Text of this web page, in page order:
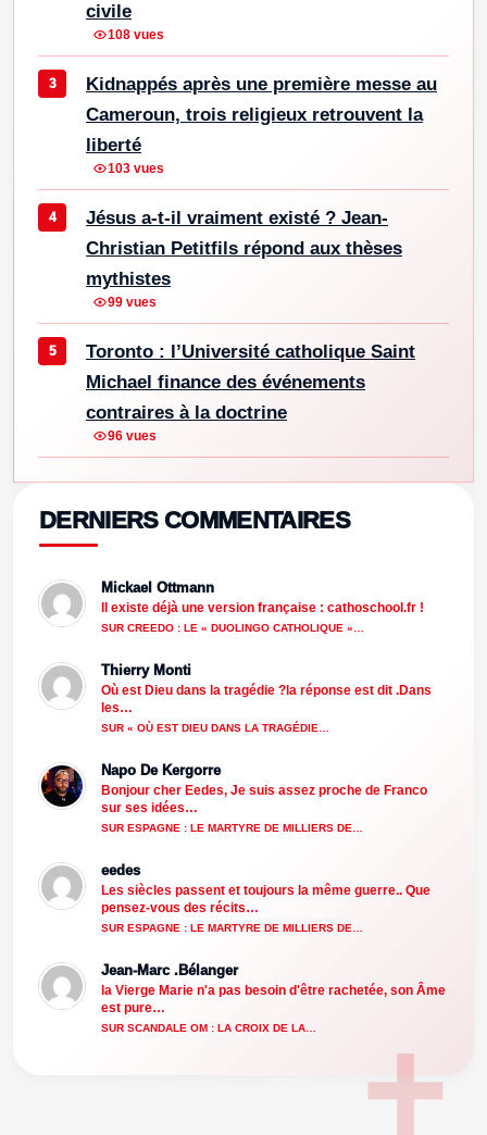
civile
108 vues
Kidnappés après une première messe au
Cameroun, trois religieux retrouvent la
liberté
103 vues
Jésus a-t-il vraiment existé ? Jean-
Christian Petitfils répond aux thèses
mythistes
99 vues
Toronto : l’Université catholique Saint
Michael finance des événements
contraires à la doctrine
96 vues
DERNIERS COMMENTAIRES
Mickael Ottmann
Il existe déjà une version française : cathoschool.fr !
SUR CREEDO : LE « DUOLINGO CATHOLIQUE »…
Thierry Monti
Où est Dieu dans la tragédie ?la réponse est dit .Dans
les…
SUR « OÙ EST DIEU DANS LA TRAGÉDIE…
Napo De Kergorre
Bonjour cher Eedes, Je suis assez proche de Franco
sur ses idées…
SUR ESPAGNE : LE MARTYRE DE MILLIERS DE…
eedes
Les siècles passent et toujours la même guerre.. Que
pensez-vous des récits…
SUR ESPAGNE : LE MARTYRE DE MILLIERS DE…
Jean-Marc .Bélanger
la Vierge Marie n'a pas besoin d'être rachetée, son Âme
est pure…
SUR SCANDALE OM : LA CROIX DE LA…